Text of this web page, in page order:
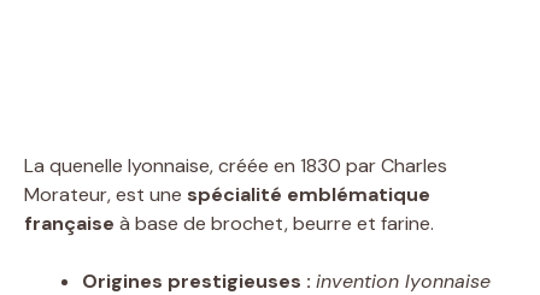
La quenelle lyonnaise, créée en 1830 par Charles
Morateur, est une spécialité emblématique
française à base de brochet, beurre et farine.
Origines prestigieuses : invention lyonnaise